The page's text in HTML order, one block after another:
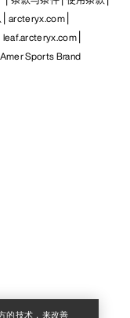
arcteryx.com
leaf.arcteryx.com
Sports Brand
的技术，来改善